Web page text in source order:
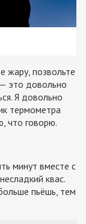
жару, позвольте
это довольно
Я довольно
термометра
что говорю.
минут вместе с
квас.
пьёшь, тем